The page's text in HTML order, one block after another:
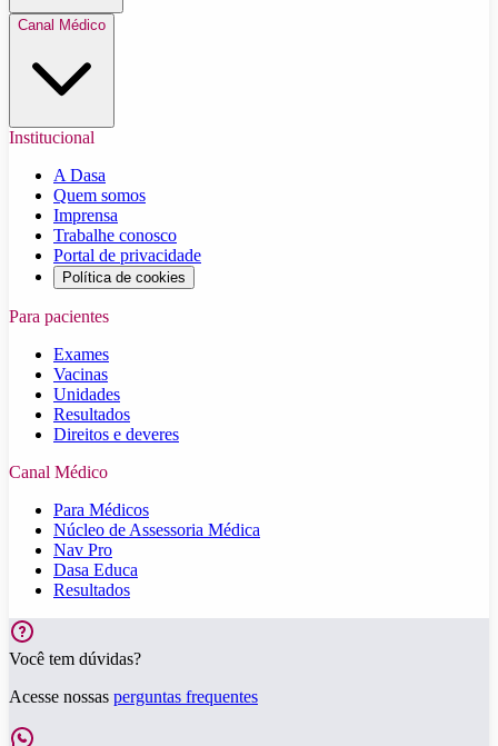
Canal Médico
Institucional
A Dasa
Quem somos
Imprensa
Trabalhe conosco
Portal de privacidade
Política de cookies
Para pacientes
Exames
Vacinas
Unidades
Resultados
Direitos e deveres
Canal Médico
Para Médicos
Núcleo de Assessoria Médica
Nav Pro
Dasa Educa
Resultados
Você tem dúvidas?
Acesse nossas perguntas frequentes